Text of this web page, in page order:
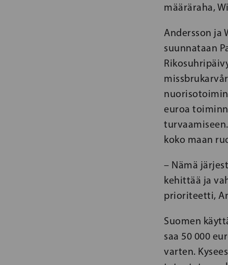
määräraha,
Andersson ja
suunnataan
euroa
koko maan
– Nämä
kehittää ja
prioriteetti,
Suomen
saa 50 000
varten.